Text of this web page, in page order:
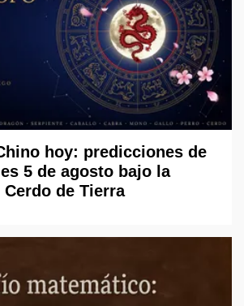
hoy: predicciones de
5 de agosto bajo la
de Tierra